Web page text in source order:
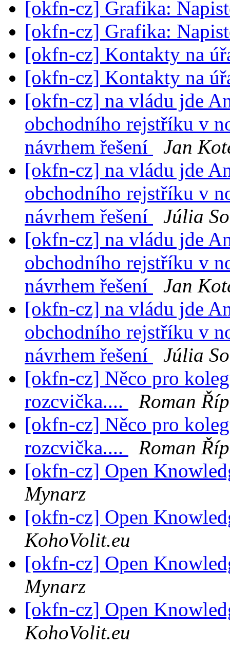
[okfn-cz] Grafika:
[okfn-cz] Grafika:
[okfn-cz] Kontakty na
[okfn-cz] Kontakty na
[okfn-cz] na vládu jde
obchodního rejstříku v
návrhem řešení
Jan
[okfn-cz] na vládu jde
obchodního rejstříku v
návrhem řešení
Júlia
[okfn-cz] na vládu jde
obchodního rejstříku v
návrhem řešení
Jan
[okfn-cz] na vládu jde
obchodního rejstříku v
návrhem řešení
Júlia
[okfn-cz] Něco pro
rozcvička....
Roman
[okfn-cz] Něco pro
rozcvička....
Roman
[okfn-cz] Open
Mynarz
[okfn-cz] Open
KohoVolit.eu
[okfn-cz] Open
Mynarz
[okfn-cz] Open
KohoVolit.eu